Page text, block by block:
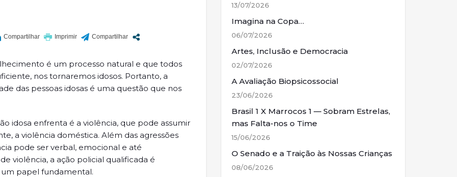
é um processo natural e que todos
nos tornaremos idosos. Portanto, a
das pessoas idosas é uma questão que nos
idosa enfrenta é a violência, que pode assumir
a violência doméstica. Além das agressões
pode ser verbal, emocional e até
violência, a ação policial qualificada é
papel fundamental.
13/07/2026
Imagina na Copa…
06/07/2026
Artes, Inclusão e Democracia
02/07/2026
A Avaliação Biopsicossocial
23/06/2026
Brasil 1 X Marrocos 1 — Sobram Estrelas,
mas Falta-nos o Time
15/06/2026
O Senado e a Traição às Nossas Crianças
08/06/2026